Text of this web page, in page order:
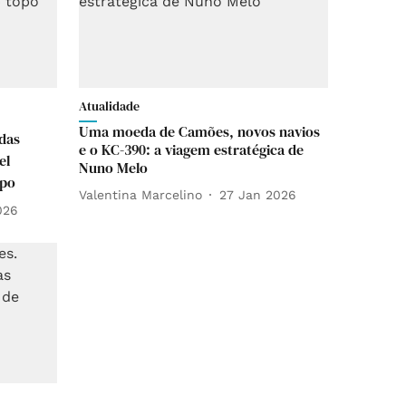
Atualidade
Uma moeda de Camões, novos navios
e o KC-390: a viagem estratégica de
Nuno Melo
Valentina Marcelino 27 Jan 2026